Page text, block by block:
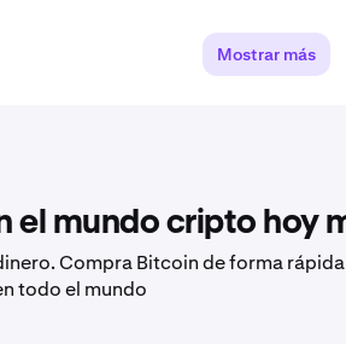
Mostrar más
el mundo cripto hoy
Compra Bitcoin de forma
todo el mundo